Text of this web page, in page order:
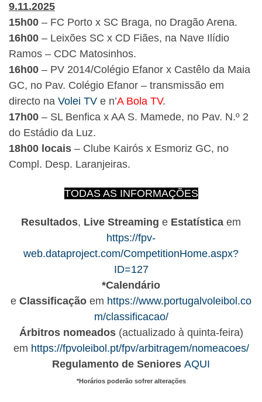
9.11.2025
15h00 – FC Porto x SC Braga, no Dragão Arena.
16h00 – Leixões SC x CD Fiães, na Nave Ilídio
Ramos – CDC Matosinhos.
16h00 – PV 2014/Colégio Efanor x Castêlo da Maia
GC, no Pav. Colégio Efanor – transmissão em
directo na Volei TV e n’A Bola TV.
17h00 – SL Benfica x AA S. Mamede, no Pav. N.º 2
do Estádio da Luz.
18h00 locais – Clube Kairós x Esmoriz GC, no
Compl. Desp. Laranjeiras.
TODAS AS INFORMAÇÕES
Resultados, Live Streaming e Estatística em
https://fpv-
web.dataproject.com/CompetitionHome.aspx?
ID=127
*Calendário
e Classificação em https://www.portugalvoleibol.co
m/classificacao/
Árbitros nomeados(actualizado à quinta-feira)
em https://fpvoleibol.pt/fpv/arbitragem/nomeacoes/
Regulamento de Seniores AQUI
*Horários poderão sofrer alterações